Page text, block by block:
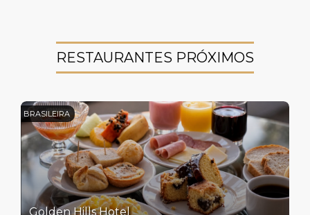
RESTAURANTES PRÓXIMOS
BRASILEIRA
Golden Hills Hotel